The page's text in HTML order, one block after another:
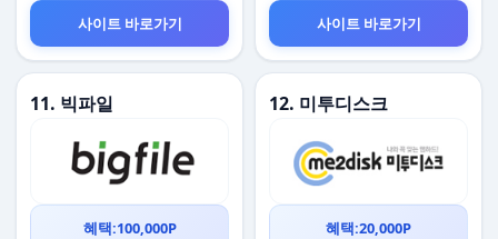
사이트 바로가기
사이트 바로가기
11. 빅파일
혜택:100,000P
12. 미투디스크
혜택:20,000P